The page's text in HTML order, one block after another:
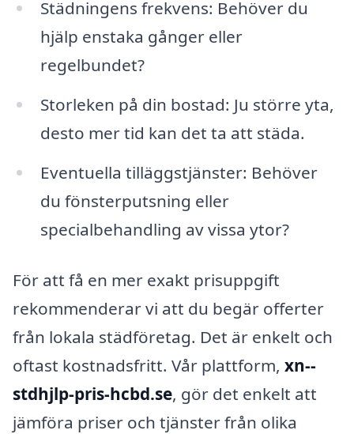
Städningens frekvens: Behöver du
hjälp enstaka gånger eller
regelbundet?
Storleken på din bostad: Ju större yta,
desto mer tid kan det ta att städa.
Eventuella tilläggstjänster: Behöver
du fönsterputsning eller
specialbehandling av vissa ytor?
För att få en mer exakt prisuppgift
rekommenderar vi att du begär offerter
från lokala städföretag. Det är enkelt och
oftast kostnadsfritt. Vår plattform, xn--
stdhjlp-pris-hcbd.se, gör det enkelt att
jämföra priser och tjänster från olika